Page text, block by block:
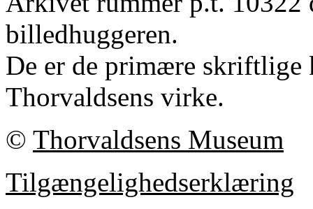
billedhuggeren.
De er de primære
Thorvaldsens virke.
© Thorvaldsens Museum
Tilgængelighedserklæring